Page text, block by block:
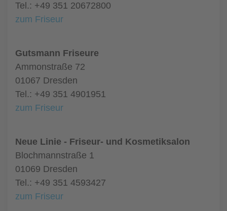
Tel.: +49 351 20672800
zum Friseur
Gutsmann Friseure
Ammonstraße 72
01067 Dresden
Tel.: +49 351 4901951
zum Friseur
Neue Linie - Friseur- und Kosmetiksalon
Blochmannstraße 1
01069 Dresden
Tel.: +49 351 4593427
zum Friseur